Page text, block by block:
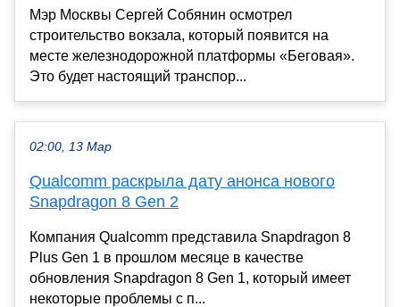
Мэр Москвы Сергей Собянин осмотрел
строительство вокзала, который появится на
месте железнодорожной платформы «Беговая».
Это будет настоящий транспор...
02:00, 13 Мар
Qualcomm раскрыла дату анонса нового
Snapdragon 8 Gen 2
Компания Qualcomm представила Snapdragon 8
Plus Gen 1 в прошлом месяце в качестве
обновления Snapdragon 8 Gen 1, который имеет
некоторые проблемы с п...